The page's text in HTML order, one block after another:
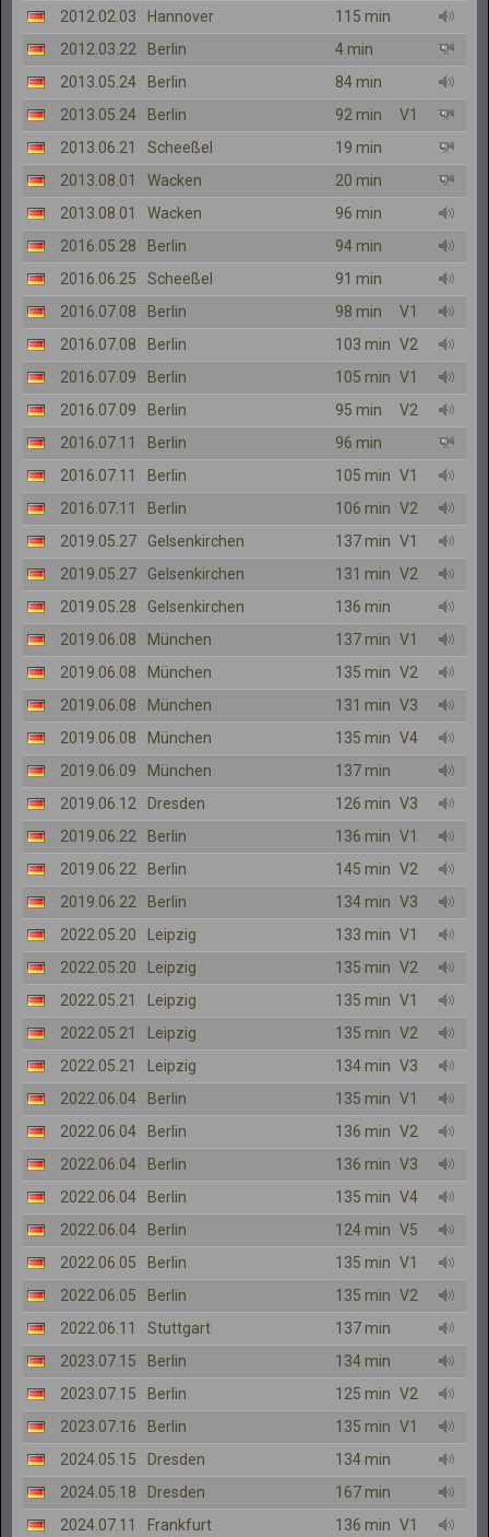
2012.02.03
Hannover
115 min
2012.03.22
Berlin
4 min
2013.05.24
Berlin
84 min
2013.05.24
Berlin 92 min
V1
2013.06.21
Scheeßel
19 min
2013.08.01
Wacken
20 min
2013.08.01
Wacken
96 min
2016.05.28
Berlin
94 min
2016.06.25
Scheeßel
91 min
2016.07.08
Berlin 98 min
V1
2016.07.08
Berlin 103 min V2
2016.07.09
Berlin 105 min V1
2016.07.09
Berlin 95 min
V2
2016.07.11
Berlin
96 min
2016.07.11
Berlin 105 min V1
2016.07.11
Berlin 106 min V2
2019.05.27
Gelsenkirchen 137 min V1
2019.05.27
Gelsenkirchen 131 min V2
2019.05.28
Gelsenkirchen
136 min
2019.06.08
München 137 min V1
2019.06.08
München 135 min V2
2019.06.08
München 131 min V3
2019.06.08
München 135 min V4
2019.06.09
München
137 min
2019.06.12
Dresden 126 min V3
2019.06.22
Berlin 136 min V1
2019.06.22
Berlin 145 min V2
2019.06.22
Berlin 134 min V3
2022.05.20
Leipzig 133 min V1
2022.05.20
Leipzig 135 min V2
2022.05.21
Leipzig 135 min V1
2022.05.21
Leipzig 135 min V2
2022.05.21
Leipzig 134 min V3
2022.06.04
Berlin 135 min V1
2022.06.04
Berlin 136 min V2
2022.06.04
Berlin 136 min V3
2022.06.04
Berlin 135 min V4
2022.06.04
Berlin 124 min V5
2022.06.05
Berlin 135 min V1
2022.06.05
Berlin 135 min V2
2022.06.11
Stuttgart
137 min
2023.07.15
Berlin
134 min
2023.07.15
Berlin 125 min V2
2023.07.16
Berlin 135 min V1
2024.05.15
Dresden
134 min
2024.05.18
Dresden
167 min
2024.07.11
Frankfurt 136 min V1